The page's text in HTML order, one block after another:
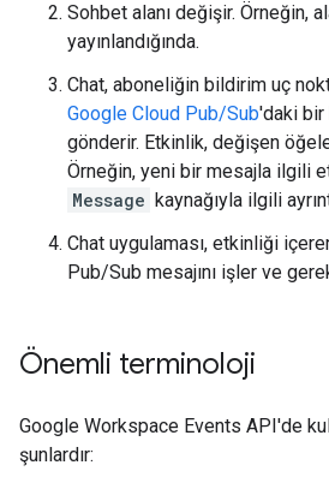
Sohbet alanı değişir. Örneğin,
yayınlandığında.
Chat, aboneliğin bildirim uç
Google Cloud Pub/Sub'daki bir
gönderir. Etkinlik, değişen
Örneğin, yeni bir mesajla ilgili
Message kaynağıyla ilgili
Chat uygulaması, etkinliği
Pub/Sub mesajını işler ve
Önemli terminoloji
Google Workspace Events API'de
şunlardır: